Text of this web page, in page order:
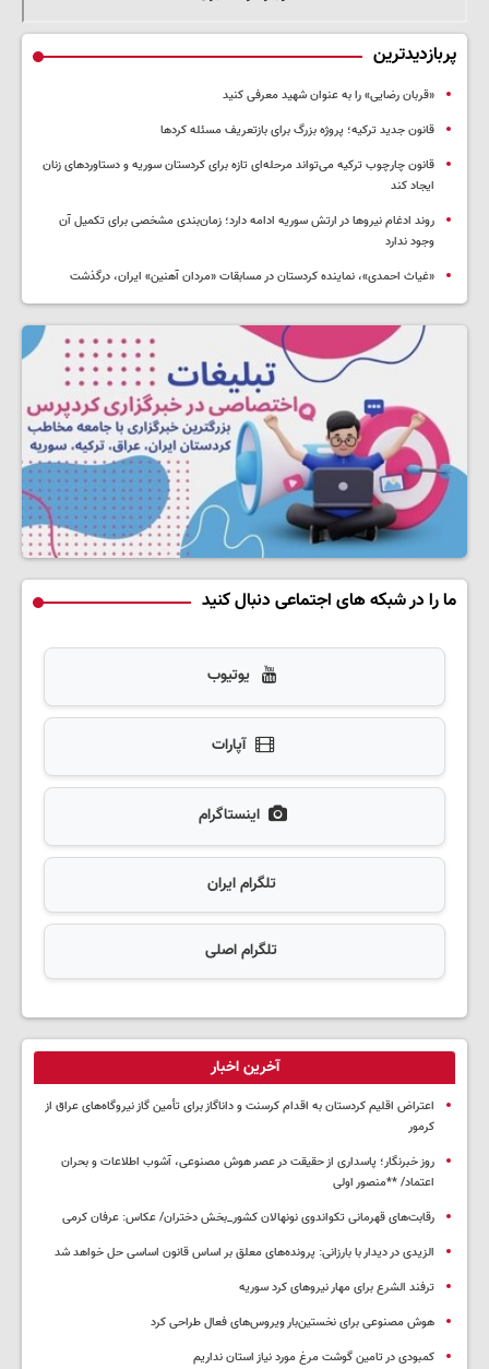
پربازدیدترین
«قربان رضایی» را به عنوان شهید معرفی کنید
قانون جدید ترکیه؛ پروژه بزرگ‌ برای بازتعریف مسئله کردها
قانون چارچوب ترکیه می‌تواند مرحله‌ای تازه برای کردستان سوریه و دستاوردهای زنان
ایجاد کند
روند ادغام نیروها در ارتش سوریه ادامه دارد؛ زمان‌بندی مشخصی برای تکمیل آن
وجود ندارد
«غیاث احمدی»، نماینده کردستان در مسابقات «مردان آهنین» ایران، درگذشت
ما را در شبکه های اجتماعی دنبال کنید
یوتیوب
آپارات
اینستاگرام
تلگرام ایران
تلگرام اصلی
آخرین اخبار
اعتراض اقلیم کردستان به اقدام کرسنت و داناگاز برای تأمین گاز نیروگاه‌های عراق از
کرمور
روز خبرنگار؛ پاسداری از حقیقت در عصر هوش مصنوعی، آشوب اطلاعات و بحران
اعتماد/ **منصور اولی
رقابت‌های قهرمانی تکواندوی نونهالان کشور_بخش دختران/ عکاس: عرفان کرمی
الزیدی در دیدار با بارزانی: پرونده‌های معلق بر اساس قانون اساسی حل خواهد شد
ترفند الشرع برای مهار نیروهای کرد سوریه
هوش مصنوعی برای نخستین‌بار ویروس‌های فعال طراحی کرد
کمبودی در تامین گوشت مرغ مورد نیاز استان نداریم